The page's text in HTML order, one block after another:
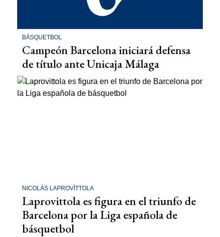
BÁSQUETBOL
Campeón Barcelona iniciará defensa
de título ante Unicaja Málaga
NICOLÁS LAPROVÌTTOLA
Laprovittola es figura en el triunfo de
Barcelona por la Liga española de
básquetbol